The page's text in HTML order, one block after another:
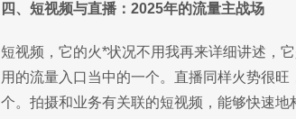
四、短视频与直播：2025年的流量主战场
短视频，它的火*状况不用我再来详细讲述，
用的流量入口当中的一个。直播同样火势很
个。拍摄和业务有关联的短视频，能够快速